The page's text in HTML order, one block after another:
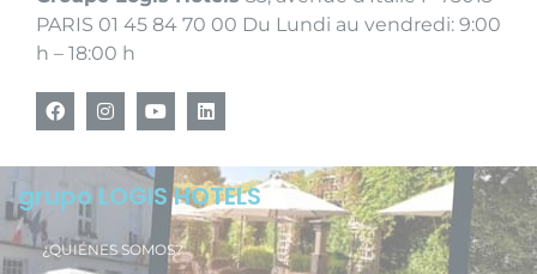
PARIS 01 45 84 70 00 Du Lundi au vendredi: 9:00
h – 18:00 h
grupo LOGIS HOTELS
¿QUIÉNES SOMOS?